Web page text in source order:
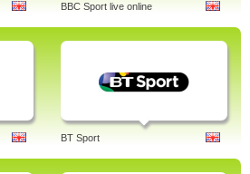
BBC Sport live online
BT Sport